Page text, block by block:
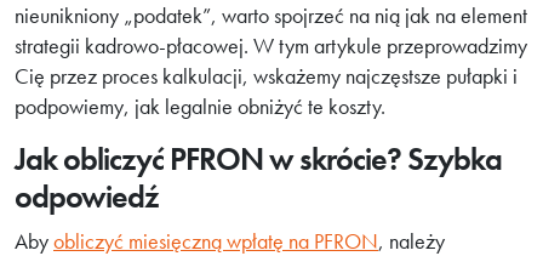
nieunikniony „podatek”, warto spojrzeć na nią jak na element
strategii kadrowo-płacowej. W tym artykule przeprowadzimy
Cię przez proces kalkulacji, wskażemy najczęstsze pułapki i
podpowiemy, jak legalnie obniżyć te koszty.
Jak obliczyć PFRON w skrócie? Szybka
odpowiedź
Abyobliczyć miesięczną wpłatę na PFRON, należy